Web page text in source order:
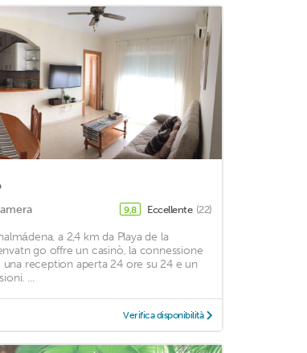
9,8 Eccellente (22)
a 2,4 km da Playa de la
go offre un casinò, la connessione
una reception aperta 24 ore su 24 e un
...
Verifica disponibilità